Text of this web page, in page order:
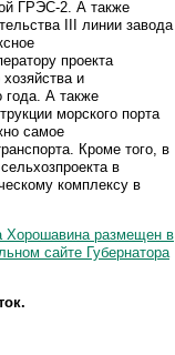
ГРЭС-2. А также
III линии завода
проекта
и
года. А также
морского порта
самое
Кроме того, в
в
комплексу в
Хорошавина размещен в
сайте Губернатора